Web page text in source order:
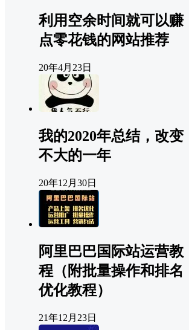
利用空余时间就可以赚
点零花钱的网站推荐
20年4月23日
我的2020年总结，改变
不大的一年
20年12月30日
阿里巴巴国际站运营教
程（附批量操作和排名
优化教程）
21年12月23日